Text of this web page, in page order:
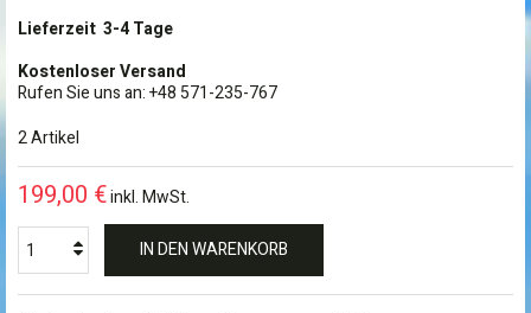
Lieferzeit 3-4 Tage
Kostenloser Versand
Rufen Sie uns an: +48 571-235-767
2Artikel
199,00 €inkl. MwSt.
IN DEN WARENKORB